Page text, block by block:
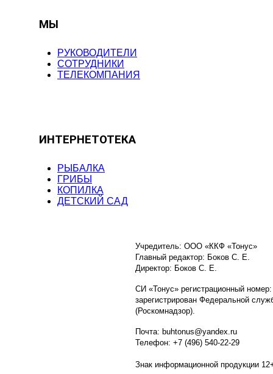
МЫ
РУКОВОДИТЕЛИ
СОТРУДНИКИ
ТЕЛЕКОМПАНИЯ
ИНТЕРНЕТОТЕКА
РЫБАЛКА
ГРИБЫ
КОПИЛКА
ДЕТСКИЙ САД
Учредитель: ООО «ККФ «Тонус»
Главный редактор: Боков С. Е.
Директор: Боков С. Е.
СИ «Тонус» регистрационный
зарегистрирован Федеральной
(Роскомнадзор).
Почта: buhtonus@yandex.ru
Телефон: +7 (496) 540-22-29
Знак информационной продукции